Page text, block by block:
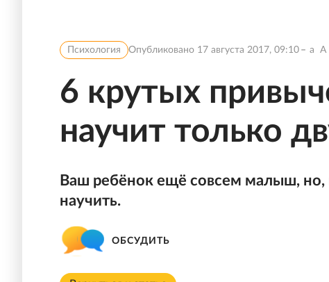
Психология Опубликовано 17 августа 2017, 09:10 a A
6 крутых
научит только
Ваш ребёнок ещё совсем малыш,
научить.
ОБСУДИТЬ